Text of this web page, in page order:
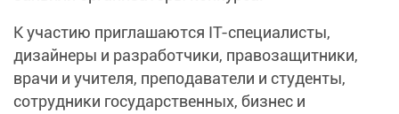
К участию приглашаются IT-специалисты,
дизайнеры и разработчики, правозащитники,
врачи и учителя, преподаватели и студенты,
сотрудники государственных, бизнес и